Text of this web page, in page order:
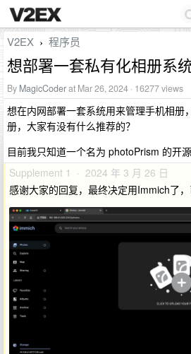
V2EX › 程序员
想部署一套私有化相册系
By MagicCoderat Mar 26, 2024 · 16277 views
想在内网部署一套系统用来管理手机相册
册，大家有没有什么推荐的？
目前我只知道一个名为 photoPrism 的开
Supplement 1 · 2024 年 3 月 26 日
感谢大家的回复，最终决定用Immich了，